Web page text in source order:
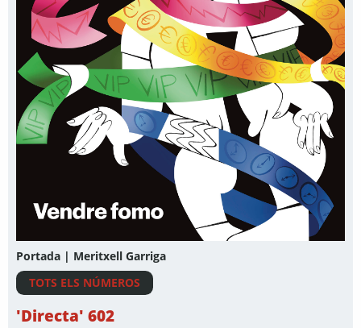
Portada | Meritxell Garriga
TOTS ELS NÚMEROS
'Directa' 602